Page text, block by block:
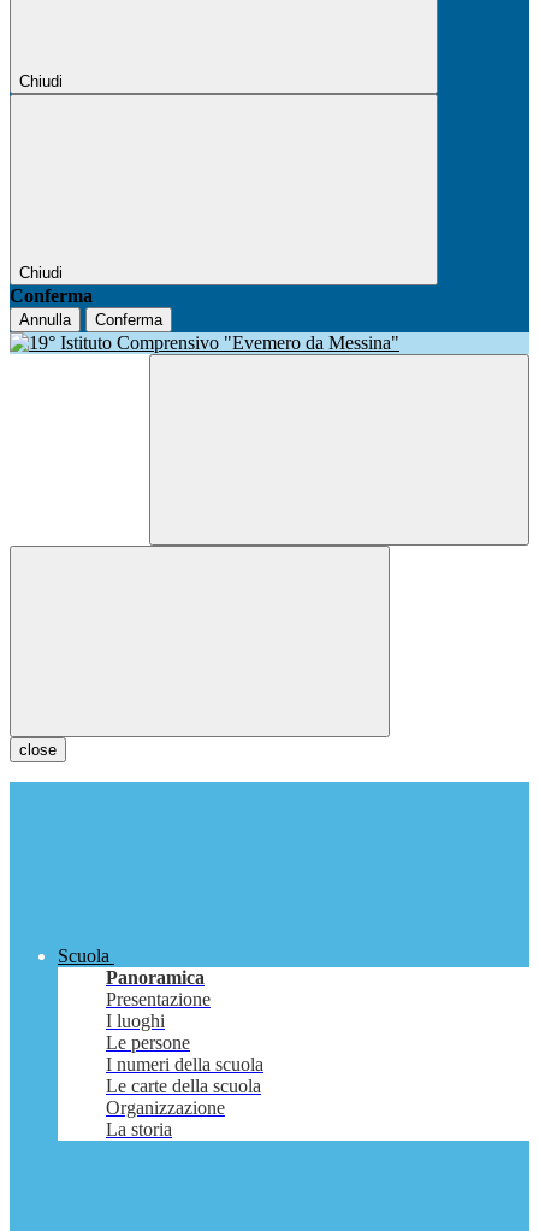
Chiudi
Chiudi
Conferma
Annulla Conferma
close
Scuola
Panoramica
Presentazione
I luoghi
Le persone
I numeri della scuola
Le carte della scuola
Organizzazione
La storia